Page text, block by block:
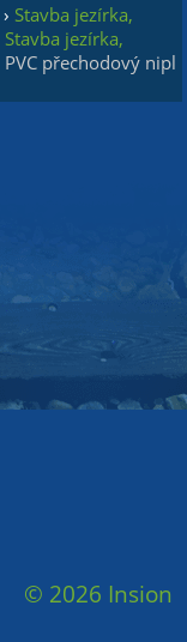
› Stavba jezírka,
Stavba jezírka,
PVC přechodový nipl
© 2026 Insion